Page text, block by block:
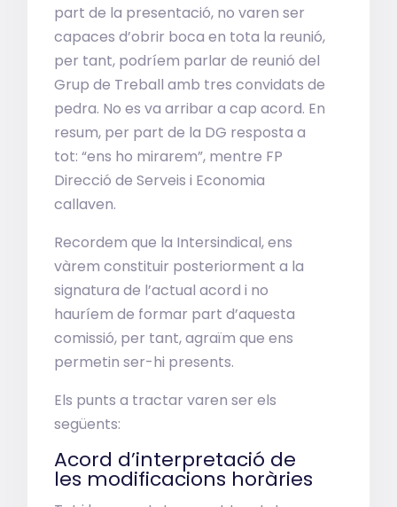
part de la presentació, no varen ser
capaces d’obrir boca en tota la reunió,
per tant, podríem parlar de reunió del
Grup de Treball amb tres convidats de
pedra. No es va arribar a cap acord. En
resum, per part de la DG resposta a
tot: “ens ho mirarem”, mentre FP
Direcció de Serveis i Economia
callaven.
Recordem que la Intersindical, ens
vàrem constituir posteriorment a la
signatura de l’actual acord i no
hauríem de formar part d’aquesta
comissió, per tant, agraïm que ens
permetin ser-hi presents.
Els punts a tractar varen ser els
següents:
Acord d’interpretació de
les modificacions horàries